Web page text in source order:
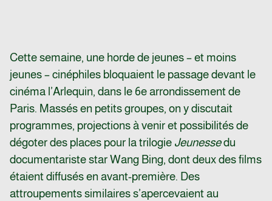
Cette semaine, une horde de jeunes – et moins
jeunes – cinéphiles bloquaient le passage devant le
cinéma l’Arlequin, dans le 6e arrondissement de
Paris. Massés en petits groupes, on y discutait
programmes, projections à venir et possibilités de
dégoter des places pour la trilogie Jeunessedu
documentariste star Wang Bing, dont deux des films
étaient diffusés en avant-première. Des
attroupements similaires s’apercevaient au